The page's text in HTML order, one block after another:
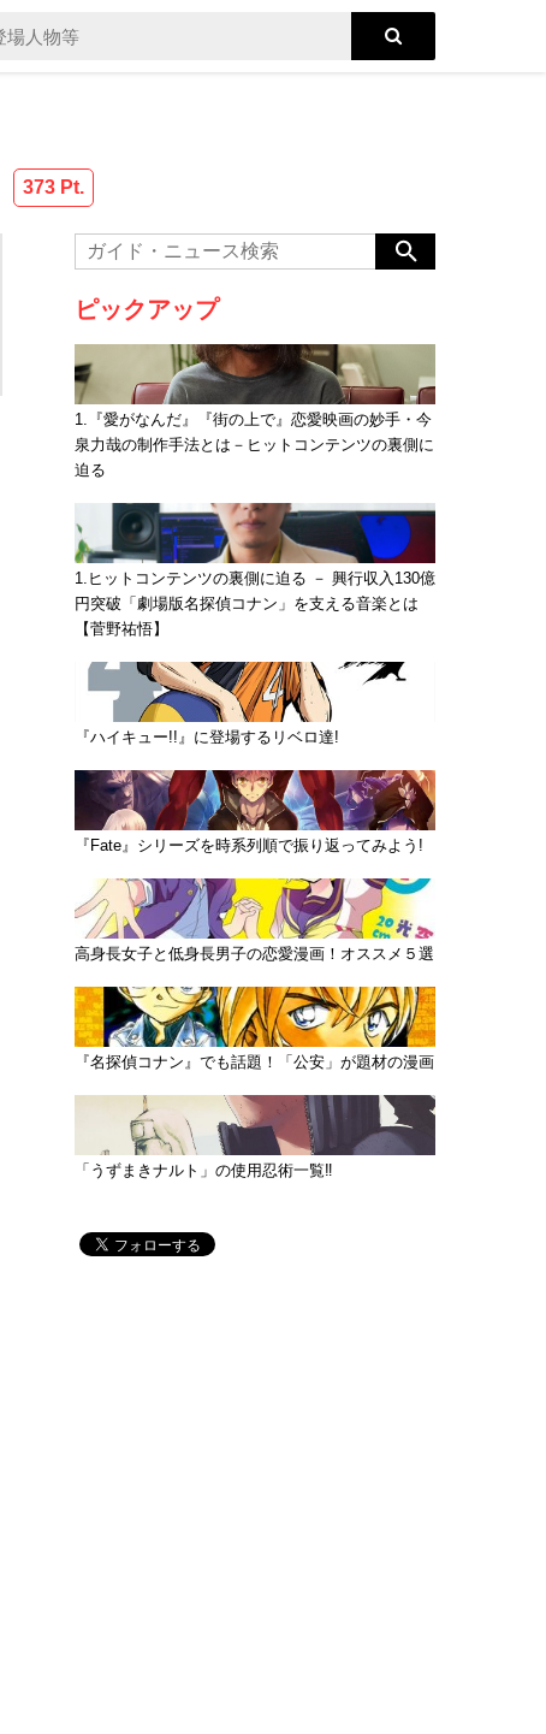
373 Pt.
ピックアップ
1.『愛がなんだ』『街の上で』恋愛映画の妙手・今
泉力哉の制作手法とは－ヒットコンテンツの裏側に
迫る
1.ヒットコンテンツの裏側に迫る － 興行収入130億
円突破「劇場版名探偵コナン」を支える音楽とは
【菅野祐悟】
『ハイキュー!!』に登場するリベロ達!
『Fate』シリーズを時系列順で振り返ってみよう!
高身長女子と低身長男子の恋愛漫画！オススメ５選
『名探偵コナン』でも話題！「公安」が題材の漫画
「うずまきナルト」の使用忍術一覧‼